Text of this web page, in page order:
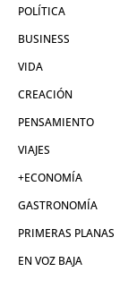
POLÍTICA
BUSINESS
VIDA
CREACIÓN
PENSAMIENTO
VIAJES
+ECONOMÍA
GASTRONOMÍA
PRIMERAS PLANAS
EN VOZ BAJA